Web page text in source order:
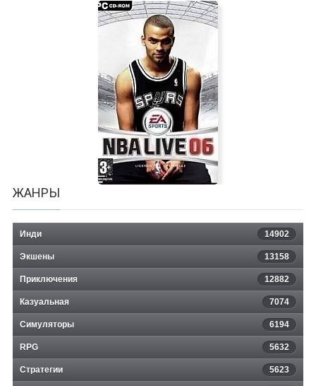
Lethis - Path of Progress
ЖАНРЫ
Инди 14902
Экшены 13158
Приключения 12882
Казуальная 7074
Симуляторы 6194
RPG 5632
Стратегии 5623